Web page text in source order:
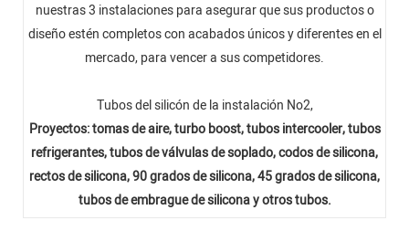
nuestras 3 instalaciones para asegurar que sus productos o
diseño estén completos con acabados únicos y diferentes en el
mercado, para vencer a sus competidores.
Tubos del silicón de la instalación No2,
Proyectos: tomas de aire, turbo boost, tubos intercooler, tubos
refrigerantes, tubos de válvulas de soplado, codos de silicona,
rectos de silicona, 90 grados de silicona, 45 grados de silicona,
tubos de embrague de silicona y otros tubos.